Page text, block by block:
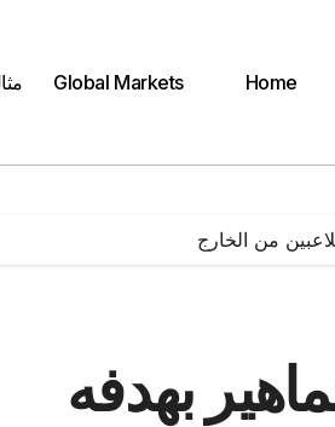
Home
Global Markets
من الخارج
بهدفه